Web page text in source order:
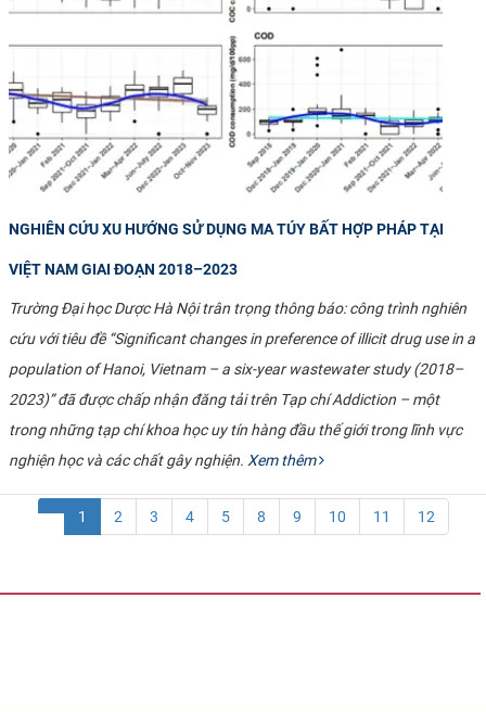
NGHIÊN CỨU XU HƯỚNG SỬ DỤNG MA TÚY BẤT HỢP PHÁP TẠI
VIỆT NAM GIAI ĐOẠN 2018–2023
Trường Đại học Dược Hà Nội trân trọng thông báo: công trình nghiên
cứu với tiêu đề “Significant changes in preference of illicit drug use in a
population of Hanoi, Vietnam – a six-year wastewater study (2018–
2023)” đã được chấp nhận đăng tải trên Tạp chí Addiction – một
trong những tạp chí khoa học uy tín hàng đầu thế giới trong lĩnh vực
nghiện học và các chất gây nghiện. Xem thêm
1 2 3 4 5 8 9 10 11 12